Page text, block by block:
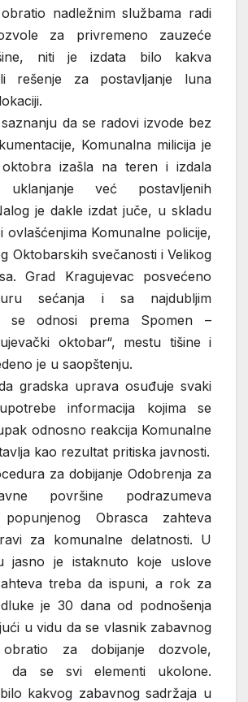
nadležnim službama radi
za privremeno zauzeće
niti je izdata bilo kakva
rešenje za postavljanje luna
da se radovi izvode bez
Komunalna milicija je
izašla na teren i izdala
već postavljenih
je dakle izdat juče, u skladu
ovlašćenjima Komunalne policije,
Oktobarskih svečanosti i Velikog
Grad Kragujevac posvećeno
sećanja i sa najdubljim
se odnosi prema Spomen –
oktobar“, mestu tišine i
je u saopštenju.
gradska uprava osuđuje svaki
informacija kojima se
odnosno reakcija Komunalne
kao rezultat pritiska javnosti.
za dobijanje Odobrenja za
površine podrazumeva
popunjenog Obrasca zahteva
za komunalne delatnosti. U
jasno je istaknuto koje uslove
treba da ispuni, a rok za
je 30 dana od podnošenja
u vidu da se vlasnik zabavnog
za dobijanje dozvole,
da se svi elementi ukolone.
kakvog zabavnog sadržaja u